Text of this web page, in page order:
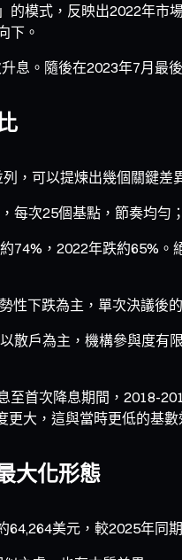
的模式，反映出2022年市
下。
息。隨後在2023年7月最
，可以提煉出幾個關鍵差
每次25個基點，節奏均勻
74%，2022年跌約65%
性下跌為主，單次決議後
散戶為主，機構參與度有
至首次降息期間，2018-
大，這與當時更低的基數
大化形態
美元，較2025年同